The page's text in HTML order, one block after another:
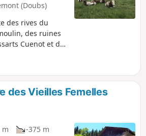
(Doubs)
des rives du
des ruines
Cuenot et de
de la Mort.
au Bois de
la Grotte des
pour laisser
! Retour
en longeant
des Vieilles Femelles
m
-375 m